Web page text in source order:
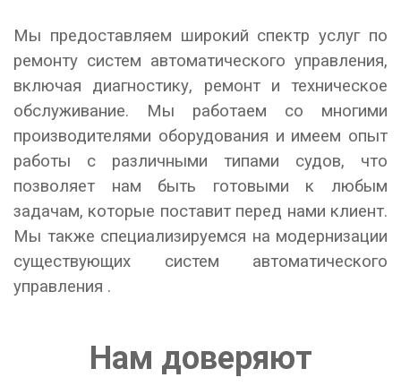
Мы предоставляем широкий спектр услуг по
ремонту систем автоматического управления,
включая диагностику, ремонт и техническое
обслуживание. Мы работаем со многими
производителями оборудования и имеем опыт
работы с различными типами судов, что
позволяет нам быть готовыми к любым
задачам, которые поставит перед нами клиент.
Мы также специализируемся на модернизации
существующих систем автоматического
управления .
Нам доверяют